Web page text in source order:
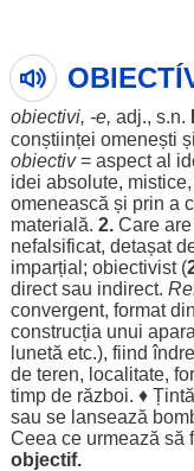
obiectivi, -e, adj., s.n.
conștiinței omenești și
obiectiv= aspectal
idei absolute, mistice,
omenească și prin a
materială. 2.Care
nefalsificat, detașat
imparțial ; obiectivist(
directsau indirect.
convergent, formatdin
construcția unui
lunetă etc.), fiind
de teren, localitate,
timpde război. ♦ Țintă
sau se lansează
Ceea ce urmează să
objectif.